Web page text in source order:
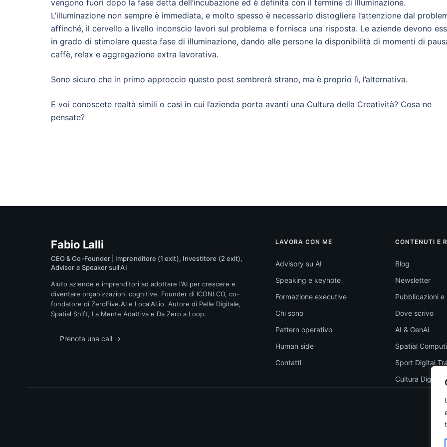
vengono fuori dopo la fase detta dell’incubazione ed è definita con il termine di Illuminazione.
L’illuminazione non sempre è immediata, e molto spesso è necessario distogliere l’attenzione dal
affinché, il cervello a livello inconscio lavori sul problema e fornisca una risposta. Le aziende devono
in grado di stimolare questa fase di illuminazione, dando alle persone la disponibilità di momenti di
caffè, relax e aggregazione extra lavorativa.
Sono sicuro che in primo approccio questo post sembrerà strano, ma è proprio lì, l’alternativa.
E voi conoscete realtà simili o casi in cui l’azienda porta avanti una Cultura della Creatività? Cosa ne
pensate?
Fabio Lalli
CEO & Co-Founder | Imprenditore (1 exit), Investitore (2 exit),
Advisor e Speaker sull'AI
Aiuto aziende e imprenditori ad adottare l'AI per crescere e
diventare organizzazioni cognitive. Founder di ICONI.CO, co-
fondatore di ZeroFive.AI e LocalAI.io. Autore di Pelle Digitale,
Spatial Shift, La Mente Adattiva e Da Zero a Loop.
Prenota una call →
LAVORA CON ME
Advisory su AI
Speaking e keynote
Formazione executive
Chi sono
Pattern operativo
Human side
Contatti
CONTENUTI E
Blog
Newsletter
Pubblicazioni e
Dove scrivo
AI & GenAI
Spatial
Sport Digital
Cultura Digitale